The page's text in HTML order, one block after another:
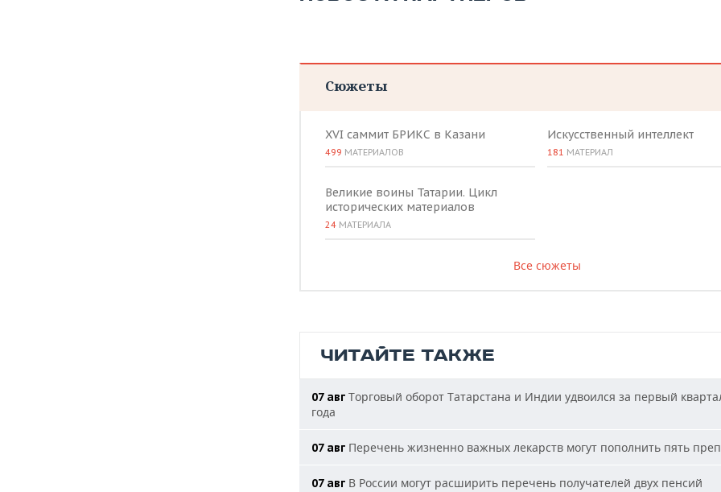
Сюжеты
XVI саммит БРИКС в Казани
499 МАТЕРИАЛОВ
Великие воины Татарии. Цикл
исторических материалов
24 МАТЕРИАЛА
Искусственный интеллект
181 МАТЕРИАЛ
Все сюжеты
ЧИТАЙТЕ ТАКЖЕ
07 авг Торговый оборот Татарстана и Индии удвоился за первый
года
07 авг Перечень жизненно важных лекарств могут пополнить пять
07 авг В России могут расширить перечень получателей двух пенсий